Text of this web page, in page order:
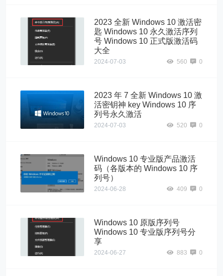
2023 全新 Windows 10 激活密
匙 Windows 10 永久激活序列
号 Windows 10 正式版激活码
大全
2024-07-03 560 0
2023 年 7 全新 Windows 10 激
活密钥神 key Windows 10 序
列号永久激活
2024-07-03 520 0
Windows 10 专业版产品激活
码（各版本的 Windows 10 序
列号）
2024-06-28 409 0
Windows 10 原版序列号
Windows 10 专业版序列号分
享
2024-06-27 883 0